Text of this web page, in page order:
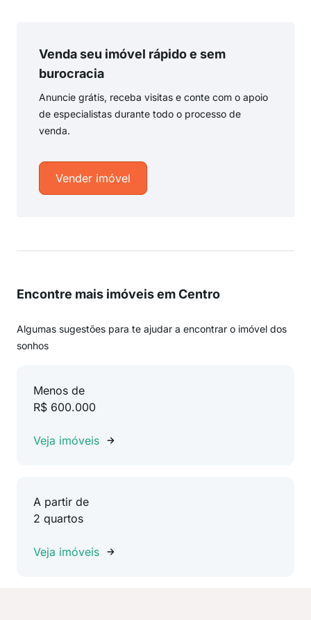
Venda seu imóvel rápido e sem
burocracia
Anuncie grátis, receba visitas e conte com o apoio
de especialistas durante todo o processo de
venda.
Vender imóvel
Encontre mais imóveis em Centro
Algumas sugestões para te ajudar a encontrar o imóvel dos
sonhos
Menos de
R$ 600.000
Veja imóveis
A partir de
2 quartos
Veja imóveis